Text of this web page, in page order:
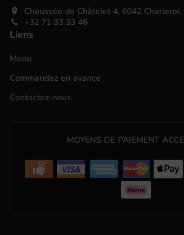
Chaussée de Châtelet 4, 6042 Charleroi,
+32 71 33 33 46
Liens
Menu
Commandez en avance
Contactez-nous
MOYENS DE PAIEMENT